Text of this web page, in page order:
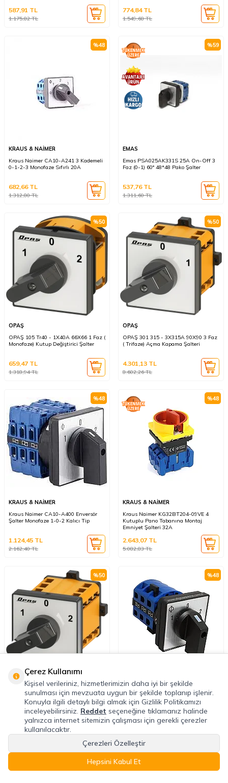
1.175,82TL
587,91 TL
1.549,68TL
774,84TL
%48
KRAUS & NAİMER
Kraus Naimer CA10-A241 3 Kademeli
0-1-2-3 Monofaze Sıfırlı 20A
1.312,80TL
682,66TL
%59
EMAS
Emas PSA025AK331S 25A On-Off 3
Faz (0-1) 60° 48*48 Pako Şalter
1.311,60TL
537,76TL
%50
OPAŞ
OPAŞ 105 Tr40 - 1X40A 66X66 1 Faz (
Monofaze) Kutup Değiştirici Şalter
1.318,94TL
659,47 TL
%50
OPAŞ
OPAŞ 301 315 - 3X315A 90X90 3 Faz
( Trifaze) Açma Kapama Şalteri
8.602,26TL
4.301,13 TL
%48
KRAUS & NAİMER
Kraus Naimer CA10-A400 Enversör
Şalter Monofaze 1-0-2 Kalıcı Tip
2.162,40TL
1.124,45 TL
%48
KRAUS & NAİMER
Kraus Naimer KG32BT204-09VE 4
Kutuplu Pano Tabanına Montaj
Emniyet Şalteri 32A
5.082,83TL
2.643,07 TL
%50
OPAŞ
OPAŞ 305 063 - 3X63A 90X90 3 Faz
(Trifaze) Kutup Değiştirici Şalter
4.511,12 TL
2.255,56TL
%48
Kraus Naimer CA20-A401 Trifaze
Enversör Sağ-Sol 25A
2.167,20 TL
1.126,94 TL
%50 %50
Çerez Kullanımı
Kişisel verileriniz, hizmetlerimizin daha iyi bir şekilde
sunulması için mevzuata uygun bir şekilde toplanıp işlenir.
Konuyla ilgili detaylı bilgi almak için Gizlilik Politikamızı
inceleyebilirsiniz. Reddet seçeneğine tıklamanız halinde
yalnızca internet sitemizin çalışması için gerekli çerezler
kullanılacaktır.
Çerezleri Özelleştir
Hepsini Kabul Et
Anasayfa Favoriler Sepet Hesabım Kategoriler